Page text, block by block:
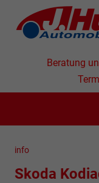
Beratung
info
Skoda